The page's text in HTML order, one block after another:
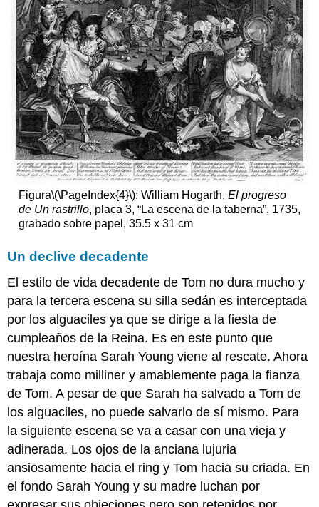
Figura\(\PageIndex{4}\): William Hogarth, El progreso
de Un rastrillo, placa 3, “La escena de la taberna”, 1735,
grabado sobre papel, 35.5 x 31 cm
Un declive decadente
El estilo de vida decadente de Tom no dura mucho y
para la tercera escena su silla sedán es interceptada
por los alguaciles ya que se dirige a la fiesta de
cumpleaños de la Reina. Es en este punto que
nuestra heroína Sarah Young viene al rescate. Ahora
trabaja como milliner y amablemente paga la fianza
de Tom. A pesar de que Sarah ha salvado a Tom de
los alguaciles, no puede salvarlo de sí mismo. Para
la siguiente escena se va a casar con una vieja y
adinerada. Los ojos de la anciana lujuria
ansiosamente hacia el ring y Tom hacia su criada. En
el fondo Sarah Young y su madre luchan por